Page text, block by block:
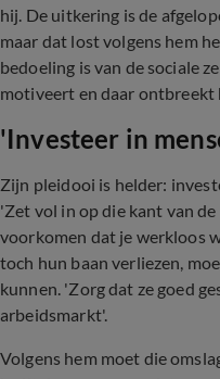
hij. De uitkering is de
maar dat lost volgens hem
bedoeling is van de sociale
motiveert en daar ontbreekt
'Investeer in
Zijn pleidooi is helder:
'Zet vol in op die kant van
voorkomen dat je werkloos
toch hun baan verliezen,
kunnen. 'Zorg dat ze goed
arbeidsmarkt'.
Volgens hem moet die